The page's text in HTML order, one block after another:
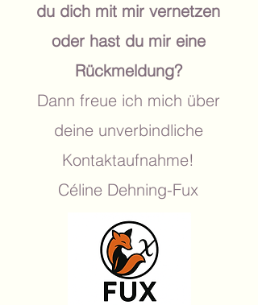
du dich mit mir vernetzen
oder hast du mir eine
Rückmeldung?
Dann freue ich mich über
deine unverbindliche
Kontaktaufnahme!
Céline Dehning-Fux